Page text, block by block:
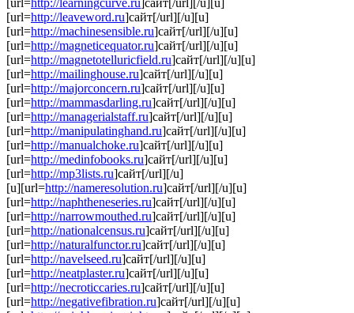
[url=http://learningcurve.ru]сайт[/url][/u][u]
[url=http://leaveword.ru]сайт[/url][/u][u]
[url=http://machinesensible.ru]сайт[/url][/u][u]
[url=http://magneticequator.ru]сайт[/url][/u][u]
[url=http://magnetotelluricfield.ru]сайт[/url][/u][u]
[url=http://mailinghouse.ru]сайт[/url][/u][u]
[url=http://majorconcern.ru]сайт[/url][/u][u]
[url=http://mammasdarling.ru]сайт[/url][/u][u]
[url=http://managerialstaff.ru]сайт[/url][/u][u]
[url=http://manipulatinghand.ru]сайт[/url][/u][u]
[url=http://manualchoke.ru]сайт[/url][/u][u]
[url=http://medinfobooks.ru]сайт[/url][/u][u]
[url=http://mp3lists.ru]сайт[/url][/u]
[u][url=http://nameresolution.ru]сайт[/url][/u][u]
[url=http://naphtheneseries.ru]сайт[/url][/u][u]
[url=http://narrowmouthed.ru]сайт[/url][/u][u]
[url=http://nationalcensus.ru]сайт[/url][/u][u]
[url=http://naturalfunctor.ru]сайт[/url][/u][u]
[url=http://navelseed.ru]сайт[/url][/u][u]
[url=http://neatplaster.ru]сайт[/url][/u][u]
[url=http://necroticcaries.ru]сайт[/url][/u][u]
[url=http://negativefibration.ru]сайт[/url][/u][u]